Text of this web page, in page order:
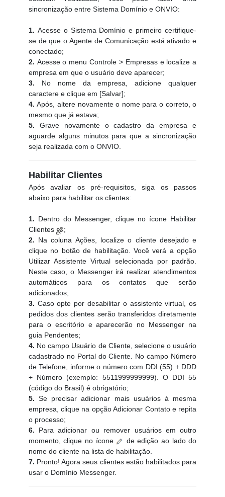
sincronização entre Sistema Domínio e ONVIO:
1. Acesse o Sistema Domínio e primeiro certifique-
se de que o Agente de Comunicação está ativado e
conectado;
2. Acesse o menu Controle > Empresas e localize a
empresa em que o usuário deve aparecer;
3. No nome da empresa, adicione qualquer
caractere e clique em [Salvar];
4. Após, altere novamente o nome para o correto, o
mesmo que já estava;
5. Grave novamente o cadastro da empresa e
aguarde alguns minutos para que a sincronização
seja realizada com o ONVIO.
Habilitar Clientes
Após avaliar os pré-requisitos, siga os passos
abaixo para habilitar os clientes:
1. Dentro do Messenger, clique no ícone Habilitar
Clientes
;
2. Na coluna Ações, localize o cliente desejado e
clique no botão de habilitação. Você verá a opção
Utilizar Assistente Virtual selecionada por padrão.
Neste caso, o Messenger irá realizar atendimentos
automáticos para os contatos que serão
adicionados;
3. Caso opte por desabilitar o assistente virtual, os
pedidos dos clientes serão transferidos diretamente
para o escritório e aparecerão no Messenger na
guia Pendentes;
4. No campo Usuário de Cliente, selecione o usuário
cadastrado no Portal do Cliente. No campo Número
de Telefone, informe o número com DDI (55) + DDD
+ Número (exemplo: 5511999999999). O DDI 55
(código do Brasil) é obrigatório;
5. Se precisar adicionar mais usuários à mesma
empresa, clique na opção Adicionar Contato e repita
o processo;
6. Para adicionar ou remover usuários em outro
momento, clique no ícone
de edição ao lado do
nome do cliente na lista de habilitação.
7. Pronto! Agora seus clientes estão habilitados para
usar o Domínio Messenger.